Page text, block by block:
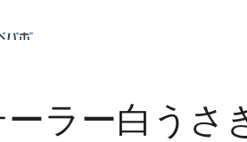
ーラー白うさ